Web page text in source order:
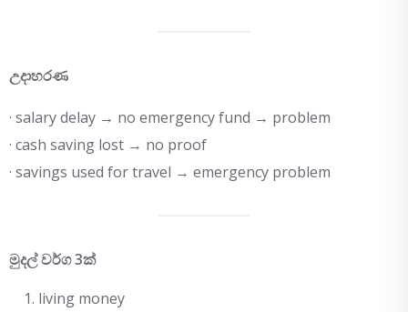
උදාහරණ
· salary delay → no emergency fund → problem
· cash saving lost → no proof
· savings used for travel → emergency problem
මුදල් වර්ග 3ක්
living money